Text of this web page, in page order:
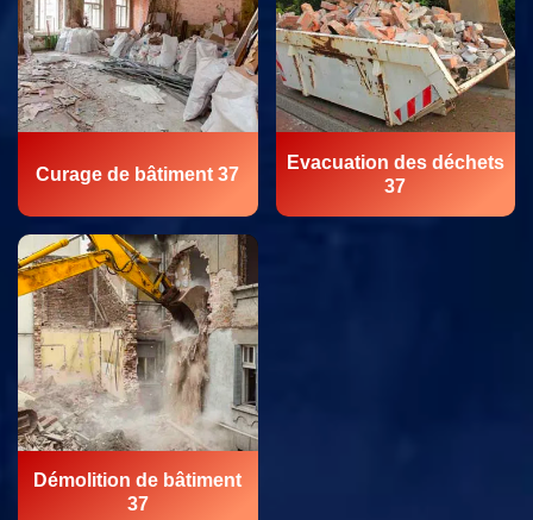
Curage de bâtiment 37
Evacuation des déchets
37
Démolition de bâtiment
37